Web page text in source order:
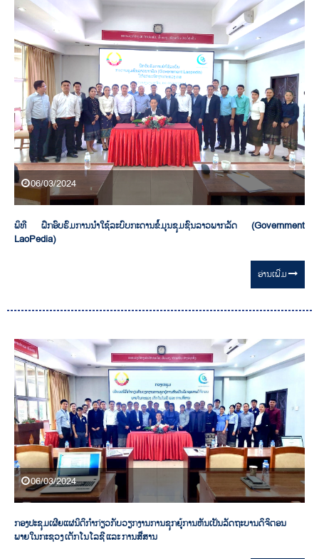
06/03/2024
ພິທີ ຝຶກອົບຮົມການນຳໃຊ້ລະບົບກະດານຂໍ້ມູນຊຸມຊົນລາວພາກລັດ (Government
LaoPedia)
ອ່ານ​ເພີ່ມ
06/03/2024
ກອງປະຊຸມເຜີຍແຜ່ນິຕິກຳກ່ຽວກັບວຽກງານການຊຸກຍູ້ການຫັນເປັນລັດຖະບານດິຈິຕອນ
ພາຍໃນກະຊວງ ເຕັກໂນໂລຊີ ແລະ ການສື່ສານ